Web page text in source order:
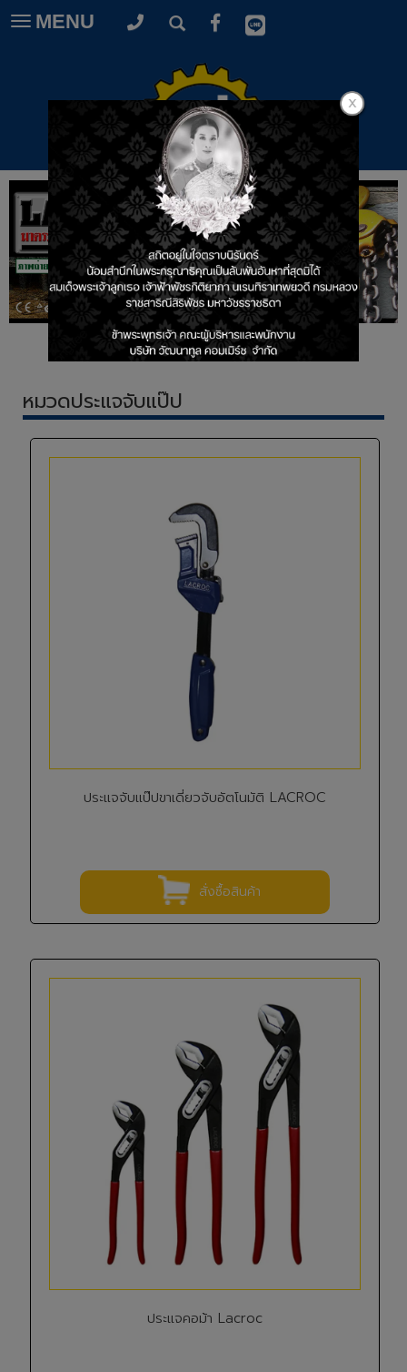
Toggle
MENU
หมวดประแจจับแป๊ป
ประแจจับแป๊ปขาเดี่ยวจับอัตโนมัติ LACROC
สั่งซื้อสินค้า
ประแจคอม้า Lacroc